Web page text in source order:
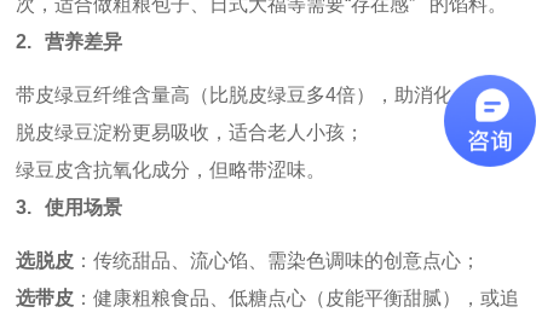
次，适合做粗粮包子、日式大福等需要“存在感”
的馅料。
2. 营养差异
带皮绿豆纤维含量高（比脱皮绿豆多4倍），助消化；
脱皮绿豆淀粉更易吸收，适合老人小孩；
绿豆皮含抗氧化成分，但略带涩味。
3. 使用场景
选脱皮 ：传统甜品、流心馅、需染色调味的创意点心；
选带皮 ：健康粗粮食品、低糖点心（皮能平衡甜腻），或追